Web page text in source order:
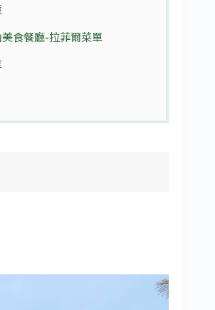
食餐廳-拉菲爾菜單